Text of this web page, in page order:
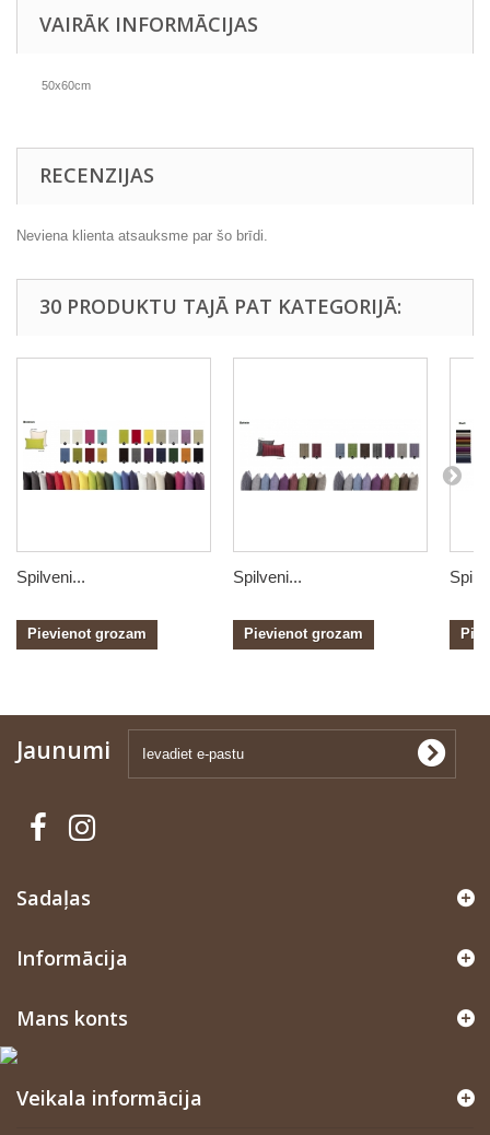
VAIRĀK INFORMĀCIJAS
50x60cm
RECENZIJAS
Neviena klienta atsauksme par šo brīdi.
30 PRODUKTU TAJĀ PAT KATEGORIJĀ:
Spilveni...
Pievienot grozam
Spilveni...
Pievienot grozam
Jaunumi
Sadaļas
Informācija
Mans konts
Veikala informācija